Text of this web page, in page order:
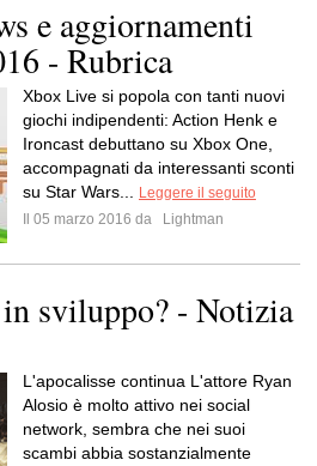
e aggiornamenti
- Rubrica
Xbox Live si popola con tanti nuovi
giochi indipendenti: Action Henk e
Ironcast debuttano su Xbox One,
accompagnati da interessanti sconti
su Star Wars...
Leggere il seguito
Il 05 marzo 2016 da
Lightman
sviluppo? - Notizia
L'apocalisse continua L'attore Ryan
Alosio è molto attivo nei social
network, sembra che nei suoi
scambi abbia sostanzialmente